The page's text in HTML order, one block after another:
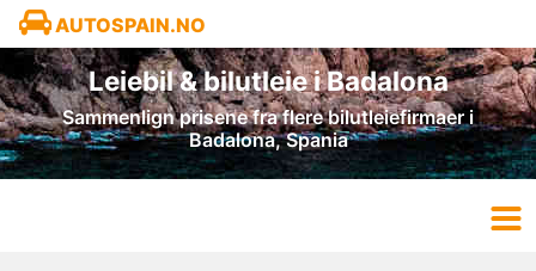
AUTOSPAIN.NO
Leiebil & bilutleie i Badalona
Sammenlign prisene fra flere bilutleiefirmaer i
Badalona, Spania